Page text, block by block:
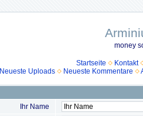
money
Startseite
Kontakt
Neueste Uploads Neueste Kommentare
Ihr Name